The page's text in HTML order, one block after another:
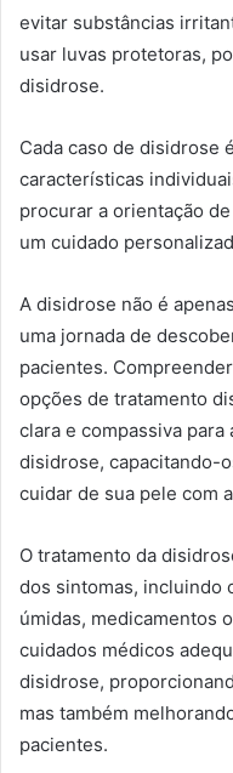
evitar substâncias
usar luvas protetoras,
disidrose.
Cada caso de disidrose
características
procurar a orientação
um cuidado
A disidrose não é
uma jornada de
pacientes.
opções de tratamento
clara e compassiva
disidrose, capacitando-
cuidar de sua pele com
O tratamento da
dos sintomas, incluindo
úmidas, medicamentos
cuidados médicos
disidrose,
mas também
pacientes.